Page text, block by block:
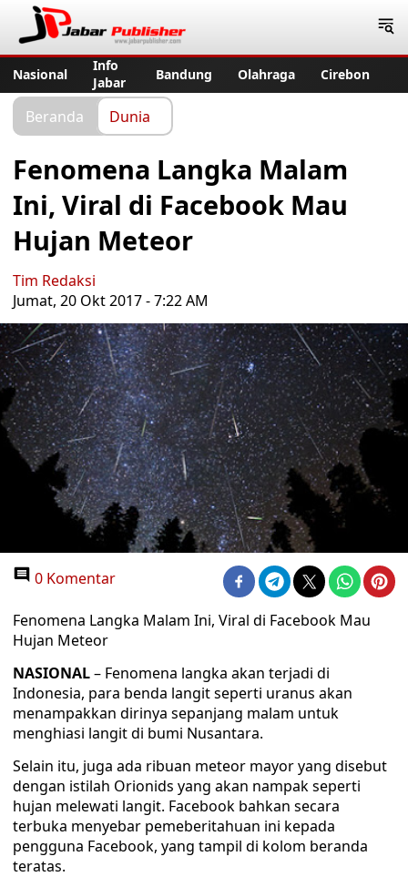
Nasional
Info
Jabar
Bandung Olahraga Cirebon
Beranda Dunia
Fenomena Langka Malam
Ini, Viral di Facebook Mau
Hujan Meteor
Tim Redaksi
Jumat, 20 Okt 2017 - 7:22 AM
0 Komentar
Fenomena Langka Malam Ini, Viral di Facebook Mau
Hujan Meteor
NASIONAL– Fenomena langka akan terjadi di
Indonesia, para benda langit seperti uranus akan
menampakkan dirinya sepanjang malam untuk
menghiasi langit di bumi Nusantara.
Selain itu, juga ada ribuan meteor mayor yang disebut
dengan istilah Orionids yang akan nampak seperti
hujan melewati langit. Facebook bahkan secara
terbuka menyebar pemeberitahuan ini kepada
pengguna Facebook, yang tampil di kolom beranda
teratas.